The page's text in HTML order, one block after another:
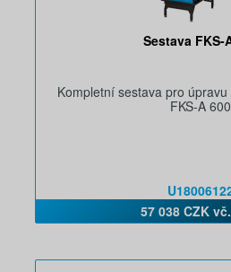
Sestava FKS-
Kompletní sestava pro
FKS-A 600
57 038 CZK